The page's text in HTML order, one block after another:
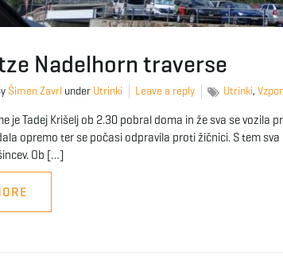
Nadelhorn traverse
Šimen Zavrl under Utrinki Leave a reply Utrinki,
je Tadej Krišelj ob 2.30 pobral doma in že sva se
opremo ter se počasi odpravila proti žičnici. S tem
Ob […]